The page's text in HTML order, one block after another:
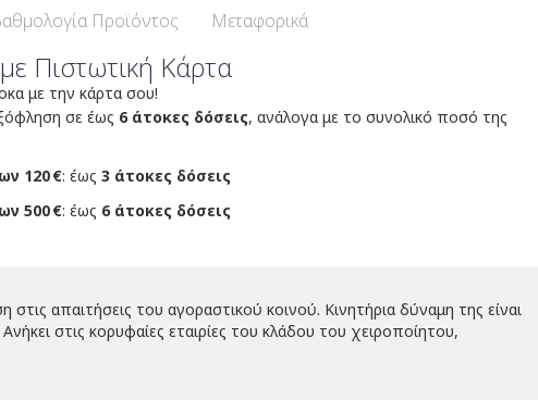
Προϊόντος Μεταφορικά
Πιστωτική Κάρτα
με την κάρτα σου!
σε έως 6 άτοκες δόσεις, ανάλογα με το συνολικό ποσό της
120 €: έως 3 άτοκες δόσεις
500 €: έως 6 άτοκες δόσεις
απαιτήσεις του αγοραστικού κοινού. Κινητήρια δύναμη της είναι
στις κορυφαίες εταιρίες του κλάδου του χειροποίητου,